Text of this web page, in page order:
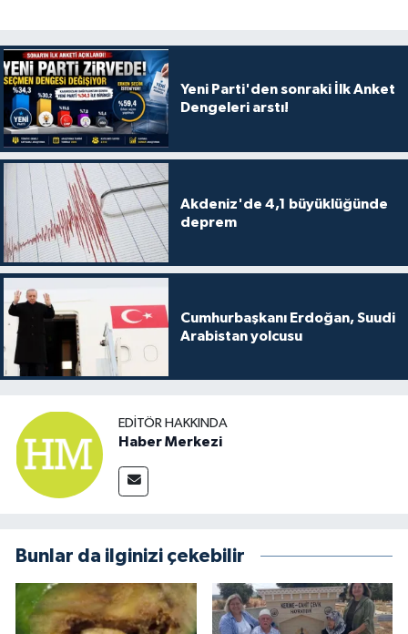
Yeni Parti'den sonraki İlk Anket
Dengeleri arstı!
Akdeniz'de 4,1 büyüklüğünde
deprem
Cumhurbaşkanı Erdoğan, Suudi
Arabistan yolcusu
EDITÖR HAKKINDA
Haber Merkezi
Bunlar da ilginizi çekebilir